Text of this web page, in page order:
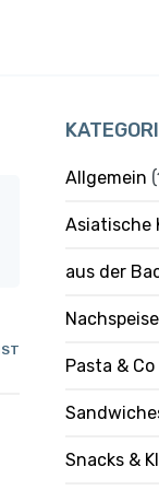
Allgemein
Asiatische
aus der
Pasta & Co
Snacks &